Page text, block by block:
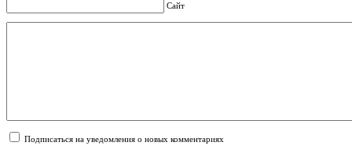
Сайт
Подписаться на уведомления о новых комментариях